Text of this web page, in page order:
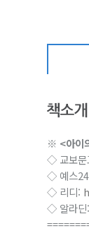
※ <아이
◇ 교보문
◇ 예스
◇ 리디:
◇ 알라딘: